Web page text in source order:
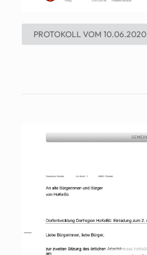
PROTOKOLL VOM 10.06.2020